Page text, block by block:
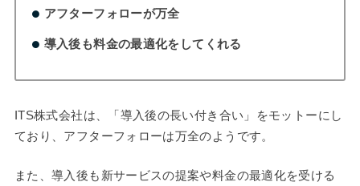
アフターフォローが万全
導入後も料金の最適化をしてくれる
ITS株式会社は、「導入後の長い付き合い」をモットーにし
ており、アフターフォローは万全のようです。
また、導入後も新サービスの提案や料金の最適化を受ける